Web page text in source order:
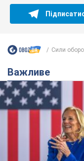
Дружина
перший симптом,
"агресивний" рак
Спершу лікарі не
12,4 т.
Її вбила Росія: